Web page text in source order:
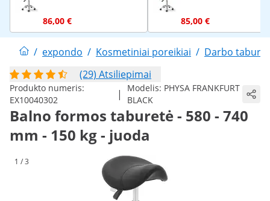
86,00 € 85,00 €
/ expondo / Kosmetiniai poreikiai / Darbo
(29) Atsiliepimai
Produkto numeris:
EX10040302
| Modelis: PHYSA FRANKFURT
BLACK
Balno formos taburetė - 580 - 740
mm - 150 kg - juoda
1 / 3